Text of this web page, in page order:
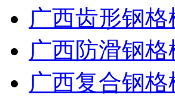
广西齿形钢格
广西防滑钢格
广西复合钢格